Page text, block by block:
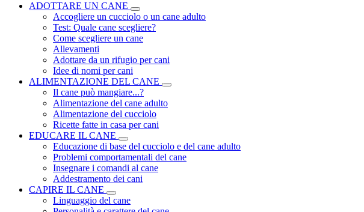
ADOTTARE UN CANE
Accogliere un cucciolo o un cane adulto
Test: Quale cane scegliere?
Come scegliere un cane
Allevamenti
Adottare da un rifugio per cani
Idee di nomi per cani
ALIMENTAZIONE DEL CANE
Il cane può mangiare...?
Alimentazione del cane adulto
Alimentazione del cucciolo
Ricette fatte in casa per cani
EDUCARE IL CANE
Educazione di base del cucciolo e del cane adulto
Problemi comportamentali del cane
Insegnare i comandi al cane
Addestramento dei cani
CAPIRE IL CANE
Linguaggio del cane